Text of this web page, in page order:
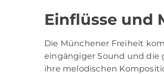
Einflüsse und
Die Münchener Freiheit
eingängiger Sound und die
ihre melodischen